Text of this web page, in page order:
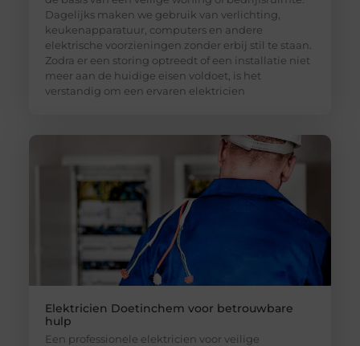
Dagelijks maken we gebruik van verlichting,
keukenapparatuur, computers en andere
elektrische voorzieningen zonder erbij stil te staan.
Zodra er een storing optreedt of een installatie niet
meer aan de huidige eisen voldoet, is het
verstandig om een ervaren elektricien
Elektricien Doetinchem voor betrouwbare
hulp
Een professionele elektricien voor veilige